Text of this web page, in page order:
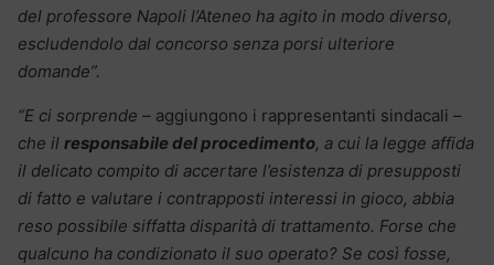
del professore Napoli l’Ateneo ha agito in modo diverso,
escludendolo dal concorso senza porsi ulteriore
domande”.
“E ci sorprende – aggiungono i rappresentanti sindacali –
che il responsabile del procedimento, a cui la legge affida
il delicato compito di accertare l’esistenza di presupposti
di fatto e valutare i contrapposti interessi in gioco, abbia
reso possibile siffatta disparità di trattamento. Forse che
qualcuno ha condizionato il suo operato? Se così fosse,